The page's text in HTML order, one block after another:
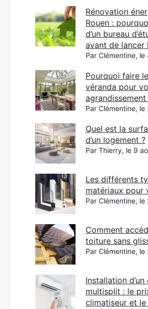
Rénovation
Rouen :
d’un bureau
avant de lancer
Par Clémentine, le
Pourquoi faire
véranda pour
Par Clémentine, le
Quel est la
d’un logement ?
Par Thierry, le 9
Les différents
matériaux pour
Par Clémentine,
Comment
toiture sans
Par Clémentine,
Installation
multisplit : le
climatiseur et